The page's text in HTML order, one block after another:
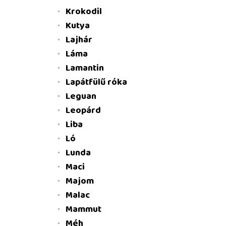
Krokodil
Kutya
Lajhár
Láma
Lamantin
Lapátfülű róka
Leguan
Leopárd
Liba
Ló
Lunda
Maci
Majom
Malac
Mammut